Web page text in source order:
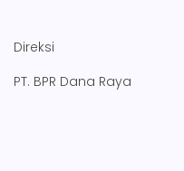
Direksi
PT. BPR Dana Raya